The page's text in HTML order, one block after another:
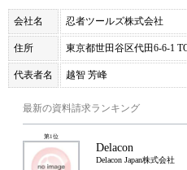
会社名 忍者ツールズ株式会社
住所 東京都世田谷区代田6-6-1
代表者名 越智 芳峰
最新の資料請求ランキング
第1位
Delacon
Delacon Japan株式会社